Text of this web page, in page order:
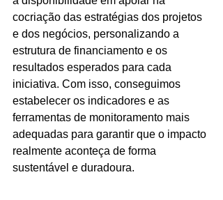
cocriação das estratégias dos projetos
e dos negócios, personalizando a
estrutura de financiamento e os
resultados esperados para cada
iniciativa. Com isso, conseguimos
estabelecer os indicadores e as
ferramentas de monitoramento mais
adequadas para garantir que o impacto
realmente aconteça de forma
sustentável e duradoura.